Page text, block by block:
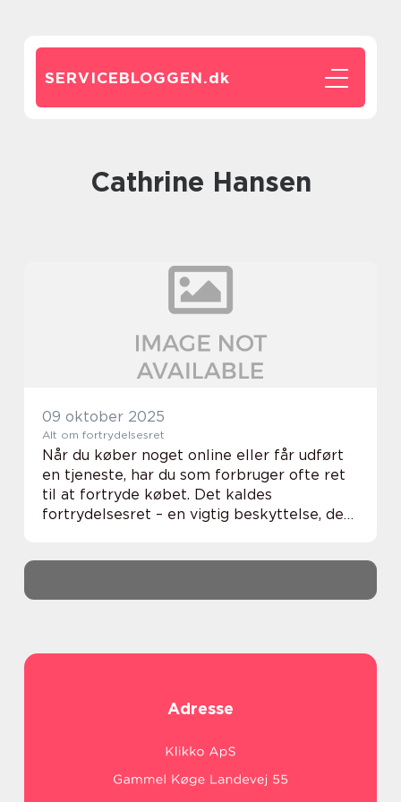
SERVICEBLOGGEN.dk
Cathrine Hansen
09 oktober 2025
Alt om fortrydelsesret
Når du køber noget online eller får udført
en tjeneste, har du som forbruger ofte ret
til at fortryde købet. Det kaldes
fortrydelsesret – en vigtig beskyttelse, der
Adresse